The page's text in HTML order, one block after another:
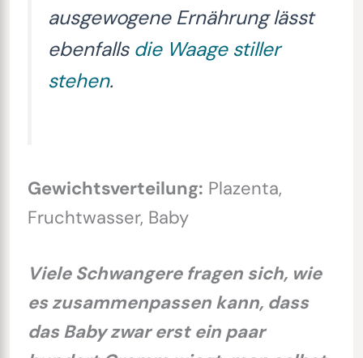
ausgewogene Ernährung lässt
ebenfalls die Waage stiller
stehen.
Gewichtsverteilung: Plazenta,
Fruchtwasser, Baby
Viele Schwangere fragen sich, wie
es zusammenpassen kann, dass
das Baby zwar erst ein paar